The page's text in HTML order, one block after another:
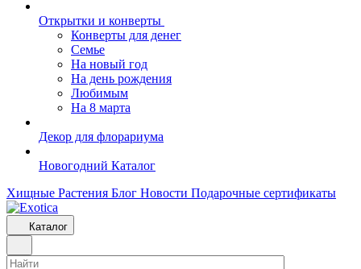
Открытки и конверты
Конверты для денег
Семье
На новый год
На день рождения
Любимым
На 8 марта
Декор для флорариума
Новогодний Каталог
Хищные Растения Блог Новости Подарочные сертификаты
Каталог